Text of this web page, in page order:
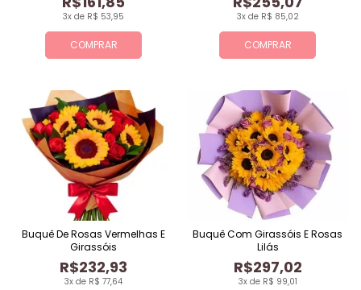
COMPRAR
3x de R$ 53,95
COMPRAR
3x de R$ 85,02
3x de R$ 77,64
R$232,93
Buquê De Rosas Vermelhas E
Girassóis
3x de R$ 99,01
R$297,02
Buquê Com Girassóis E Rosas
Lilás